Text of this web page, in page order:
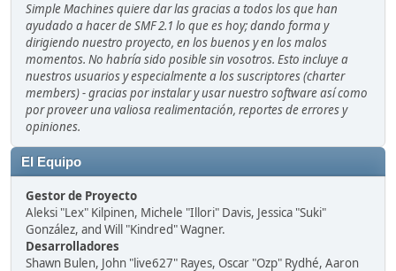
Simple Machines quiere dar las gracias a todos los que han
ayudado a hacer de SMF 2.1 lo que es hoy; dando forma y
dirigiendo nuestro proyecto, en los buenos y en los malos
momentos. No habría sido posible sin vosotros. Esto incluye a
nuestros usuarios y especialmente a los suscriptores (charter
members) - gracias por instalar y usar nuestro software así como
por proveer una valiosa realimentación, reportes de errores y
opiniones.
El Equipo
Gestor de Proyecto
Aleksi "Lex" Kilpinen, Michele "Illori" Davis, Jessica "Suki"
González, and Will "Kindred" Wagner.
Desarrolladores
Shawn Bulen, John "live627" Rayes, Oscar "Ozp" Rydhé, Aaron